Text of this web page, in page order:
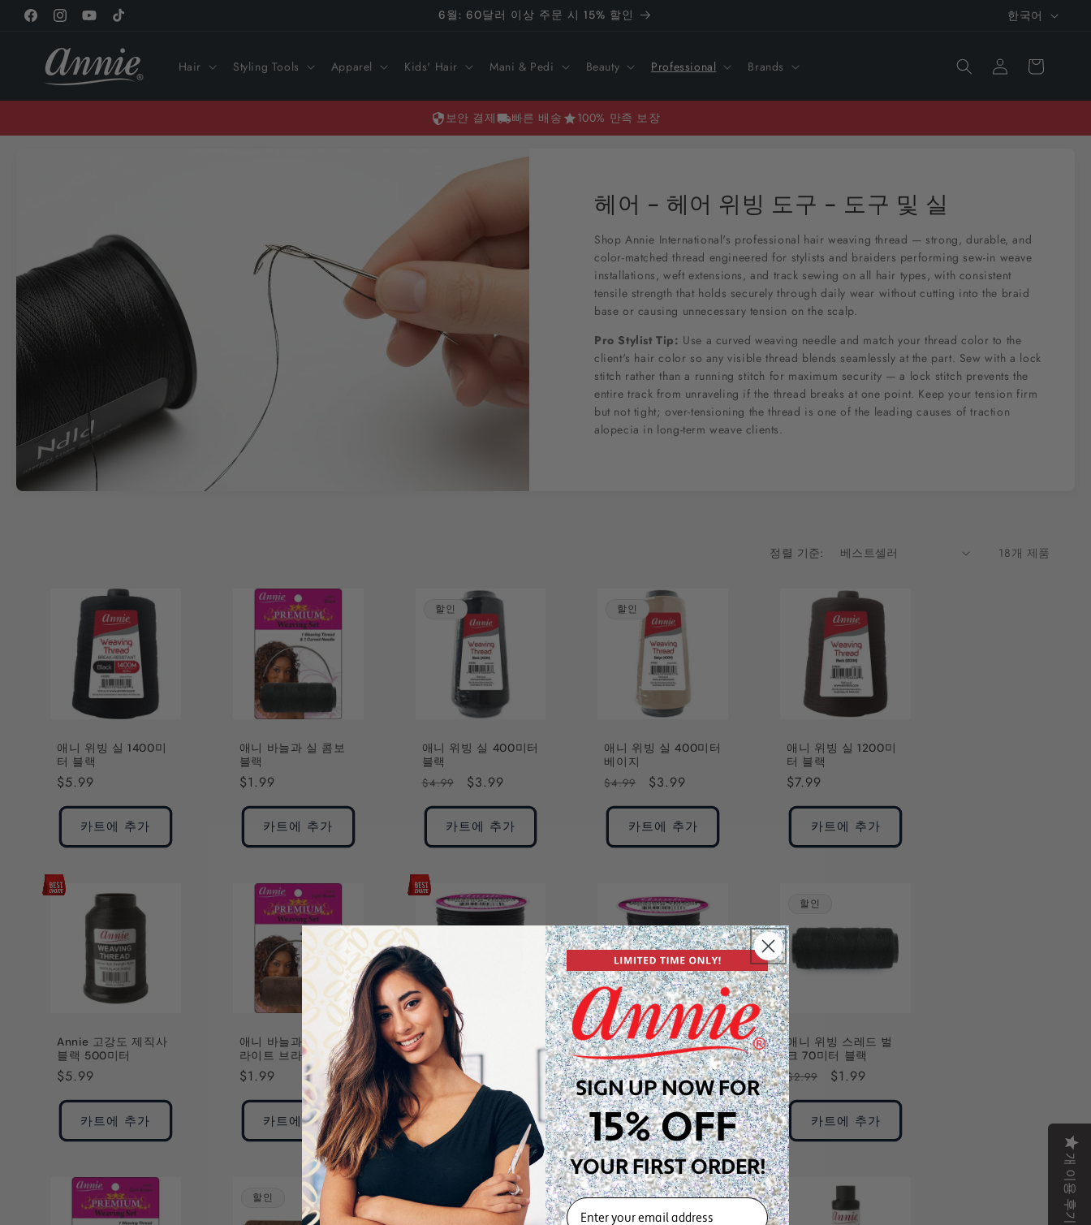
콘텐츠로
건너뛰기
FacebookInstagramYouTubeTikTok
6월: 60달러 이상 주문 시 15% 할인
언
한국어
Hair Styling Tools Apparel Kids' Hair Mani & Pedi Beauty Professional Brands
그
트
보안 결제 빠른 배송 100% 만족 보장
헤어 - 헤어 위빙 도구 - 도구 및 실
Shop Annie International's professional hair weaving thread — strong, durable, and
color-matched thread engineered for stylists and braiders performing sew-in weave
installations, weft extensions, and track sewing on all hair types, with consistent
tensile strength that holds securely through daily wear without cutting into the braid
base or causing unnecessary tension on the scalp.
Pro Stylist Tip: Use a curved weaving needle and match your thread color to the
client's hair color so any visible thread blends seamlessly at the part. Sew with a lock
stitch rather than a running stitch for maximum security — a lock stitch prevents the
entire track from unraveling if the thread breaks at one point. Keep your tension firm
but not tight; over-tensioning the thread is one of the leading causes of traction
alopecia in long-term weave clients.
정렬 기준: 18개 제품
애니 위빙 실 1400미
터 블랙
정
가
$5.99
카트에 추가
애니 바늘과 실 콤보
블랙
정
가
$1.99
카트에 추가
할인
애니 위빙 실 400미터
블랙
정
가
$4.99
할
인
가
$3.99
카트에 추가
할인
애니 위빙 실 400미터
베이지
정
가
$4.99
할
인
가
$3.99
카트에 추가
애니 위빙 실 1200미
터 블랙
정
가
$7.99
카트에 추가
Annie 고강도 제직사
블랙 500미터
정
가
$5.99
카트에 추가
애니 바늘과 실 콤보
라이트 브라운
정
가
$1.99
카트에 추가
Annie 나일론 직조 실
블랙 75 야드
정
가
$9.99
카트에 추가
Annie 나일론 직조 실
블랙 25 야드
정
가
$4.99
카트에 추가
할인
애니 위빙 스레드 벌
크 70미터 블랙
정
가
$2.99
할
인
가
$1.99
카트에 추가
할인 할인 개 이용 후기
SIGN UP NOW FOR
15% OFF
YOUR FIRST ORDER!
EMAIL